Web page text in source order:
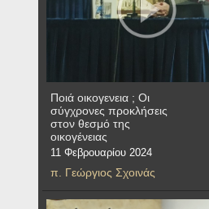
Ποιά οικογενεια ; Οι
σύγχρονες προκλήσεις
στον θεσμό της
οικογένειας
11 Φεβρουαρίου 2024
π. Γεώργιος Σχοινάς